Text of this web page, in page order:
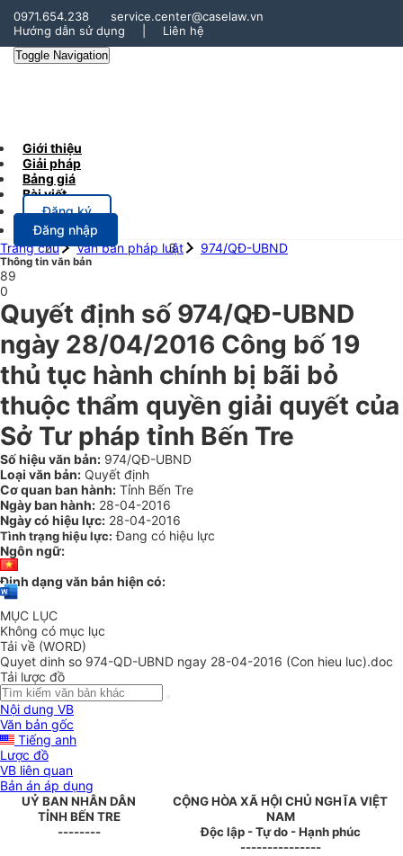
0971.654.238
service.center@caselaw.vn
Hướng dẫn sử dụng
Liên hệ
Toggle Navigation
Giới thiệu
Giải pháp
Bảng giá
Bài viết
Đăng ký
Đăng nhập
Trang chủ
Văn bản pháp luật 974/QĐ-UBND
Thông tin văn bản
89
0
Quyết định số 974/QĐ-UBND
ngày 28/04/2016 Công bố 19
thủ tục hành chính bị bãi bỏ
thuộc thẩm quyền giải quyết của
Sở Tư pháp tỉnh Bến Tre
Số hiệu văn bản: 974/QĐ-UBND
Loại văn bản: Quyết định
Cơ quan ban hành: Tỉnh Bến Tre
Ngày ban hành: 28-04-2016
Ngày có hiệu lực: 28-04-2016
Tình trạng hiệu lực: Đang có hiệu lực
Ngôn ngữ:
Định dạng văn bản hiện có:
MỤC LỤC
Không có mục lục
Tải về (WORD)
Quyet dinh so 974-QD-UBND ngay 28-04-2016 (Con hieu luc).doc
Tải lược đồ
Nội dung VB
Văn bản gốc
Tiếng anh
Lược đồ
VB liên quan
Bản án áp dụng
UỶ BAN NHÂN DÂN
TỈNH BẾN TRE
--------
CỘNG HÒA XÃ HỘI CHỦ NGHĨA VIỆT
NAM
Độc lập - Tự do - Hạnh phúc
---------------